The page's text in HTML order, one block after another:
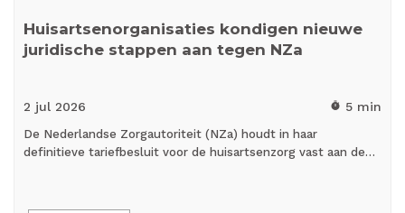
Huisartsenorganisaties kondigen nieuwe
juridische stappen aan tegen NZa
2 jul 2026 timer 5 min
De Nederlandse Zorgautoriteit (NZa) houdt in haar
definitieve tariefbesluit voor de huisartsenzorg vast aan de…